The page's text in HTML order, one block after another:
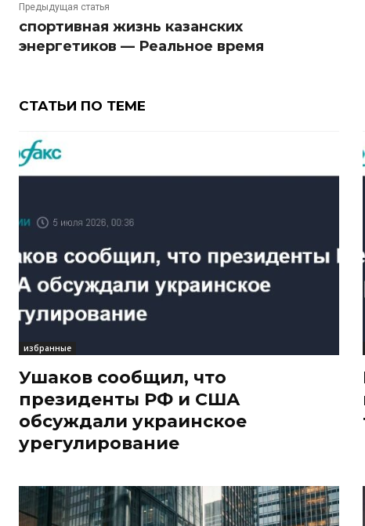
Предыдущая статья
спортивная жизнь казанских
энергетиков — Реальное время
СТАТЬИ ПО ТЕМЕ
избранные
Ушаков сообщил, что
президенты РФ и США
обсуждали украинское
урегулирование